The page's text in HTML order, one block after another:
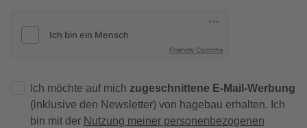
Friendly Captcha
Ich möchte auf mich zugeschnittene E-Mail-Werbung
(inklusive den Newsletter) von hagebau erhalten. Ich
bin mit der Nutzung meiner personenbezogenen